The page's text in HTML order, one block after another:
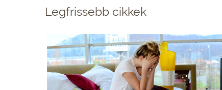
Legfrissebb cikkek